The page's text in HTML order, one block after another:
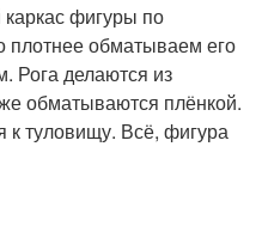
фигуры по
обматываем его
Рога делаются из
обматываются плёнкой.
к туловищу. Всё, фигура